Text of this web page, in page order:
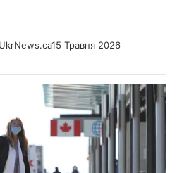
UkrNews.ca15 Травня 2026